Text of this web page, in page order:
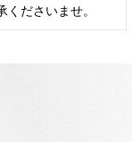
ださいませ。